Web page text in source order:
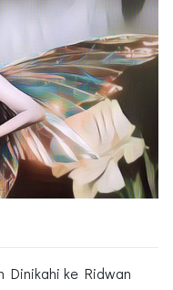
Dinikahi ke Ridwan